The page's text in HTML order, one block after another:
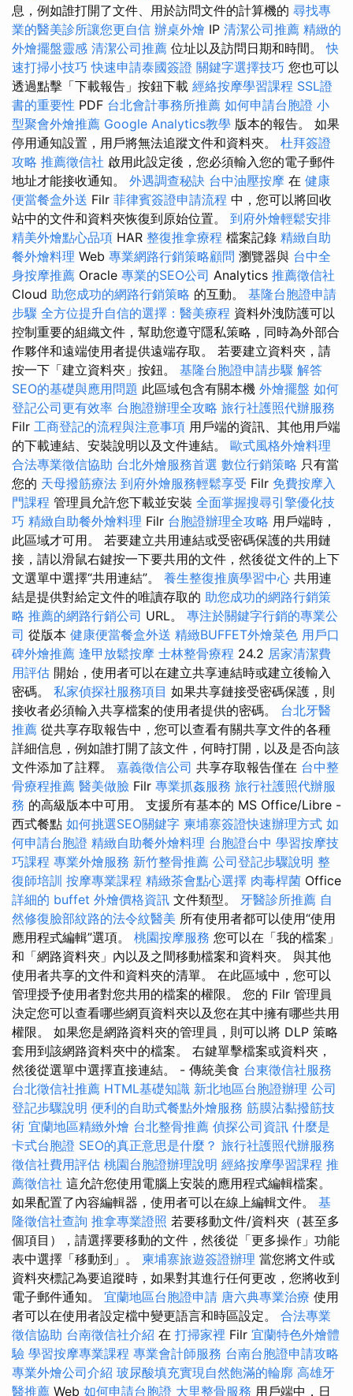
息，例如誰打開了文件、用於訪問文件的計算機的 尋找專
業的醫美診所讓您更自信 辦桌外燴 IP 清潔公司推薦 精緻的
外燴擺盤靈感 清潔公司推薦 位址以及訪問日期和時間。快
速打掃小技巧 快速申請泰國簽證 關鍵字選擇技巧 您也可以
透過點擊「下載報告」按鈕下載 經絡按摩學習課程 SSL證
書的重要性 PDF 台北會計事務所推薦 如何申請台胞證 小
型聚會外燴推薦 Google Analytics教學 版本的報告。 如果
停用通知設置，用戶將無法追蹤文件和資料夾。 杜拜簽證
攻略 推薦徵信社 啟用此設定後，您必須輸入您的電子郵件
地址才能接收通知。 外遇調查秘訣 台中油壓按摩 在 健康
便當餐盒外送 Filr 菲律賓簽證申請流程 中，您可以將回收
站中的文件和資料夾恢復到原始位置。 到府外燴輕鬆安排
精美外燴點心品項 HAR 整復推拿療程 檔案記錄 精緻自助
餐外燴料理 Web 專業網路行銷策略顧問 瀏覽器與 台中全
身按摩推薦 Oracle 專業的SEO公司 Analytics 推薦徵信社
Cloud 助您成功的網路行銷策略 的互動。 基隆台胞證申請
步驟 全方位提升自信的選擇：醫美療程 資料外洩防護可以
控制重要的組織文件，幫助您遵守隱私策略，同時為外部合
作夥伴和遠端使用者提供遠端存取。 若要建立資料夾，請
按一下「建立資料夾」按鈕。 基隆台胞證申請步驟 解答
SEO的基礎與應用問題 此區域包含有關本機 外燴擺盤 如何
登記公司更有效率 台胞證辦理全攻略 旅行社護照代辦服務
Filr 工商登記的流程與注意事項 用戶端的資訊、其他用戶端
的下載連結、安裝說明以及文件連結。 歐式風格外燴料理
合法專業徵信協助 台北外燴服務首選 數位行銷策略 只有當
您的 天母撥筋療法 到府外燴服務輕鬆享受 Filr 免費按摩入
門課程 管理員允許您下載並安裝 全面掌握搜尋引擎優化技
巧 精緻自助餐外燴料理 Filr 台胞證辦理全攻略 用戶端時，
此區域才可用。 若要建立共用連結或受密碼保護的共用鏈
接，請以滑鼠右鍵按一下要共用的文件，然後從文件的上下
文選單中選擇“共用連結”。 養生整復推廣學習中心 共用連
結是提供對給定文件的唯讀存取的 助您成功的網路行銷策
略 推薦的網路行銷公司 URL。 專注於關鍵字行銷的專業公
司 從版本 健康便當餐盒外送 精緻BUFFET外燴菜色 用戶口
碑外燴推薦 逢甲放鬆按摩 士林整骨療程 24.2 居家清潔費
用評估 開始，使用者可以在建立共享連結時或建立後輸入
密碼。 私家偵探社服務項目 如果共享鏈接受密碼保護，則
接收者必須輸入共享檔案的使用者提供的密碼。 台北牙醫
推薦 從共享存取報告中，您可以查看有關共享文件的各種
詳細信息，例如誰打開了該文件，何時打開，以及是否向該
文件添加了註釋。 嘉義徵信公司 共享存取報告僅在 台中整
骨療程推薦 醫美做臉 Filr 專業抓姦服務 旅行社護照代辦服
務 的高級版本中可用。 支援所有基本的 MS Office/Libre -
西式餐點 如何挑選SEO關鍵字 柬埔寨簽證快速辦理方式 如
何申請台胞證 精緻自助餐外燴料理 台胞證台中 學習按摩技
巧課程 專業外燴服務 新竹整骨推薦 公司登記步驟說明 整
復師培訓 按摩專業課程 精緻茶會點心選擇 肉毒桿菌 Office
詳細的 buffet 外燴價格資訊 文件類型。 牙醫診所推薦 自
然修復臉部紋路的法令紋醫美 所有使用者都可以使用“使用
應用程式編輯”選項。 桃園按摩服務 您可以在「我的檔案」
和「網路資料夾」內以及之間移動檔案和資料夾。 與其他
使用者共享的文件和資料夾的清單。 在此區域中，您可以
管理授予使用者對您共用的檔案的權限。 您的 Filr 管理員
決定您可以查看哪些網頁資料夾以及您在其中擁有哪些共用
權限。 如果您是網路資料夾的管理員，則可以將 DLP 策略
套用到該網路資料夾中的檔案。 右鍵單擊檔案或資料夾，
然後從選單中選擇直接連結。 - 傳統美食 台東徵信社服務
台北徵信社推薦 HTML基礎知識 新北地區台胞證辦理 公司
登記步驟說明 便利的自助式餐點外燴服務 筋膜沾黏撥筋技
術 宜蘭地區精緻外燴 台北整骨推薦 偵探公司資訊 什麼是
卡式台胞證 SEO的真正意思是什麼？ 旅行社護照代辦服務
徵信社費用評估 桃園台胞證辦理說明 經絡按摩學習課程 推
薦徵信社 這允許您使用電腦上安裝的應用程式編輯檔案。
如果配置了內容編輯器，使用者可以在線上編輯文件。 基
隆徵信社查詢 推拿專業證照 若要移動文件/資料夾（甚至多
個項目），請選擇要移動的文件，然後從「更多操作」功能
表中選擇「移動到」。 柬埔寨旅遊簽證辦理 當您將文件或
資料夾標記為要追蹤時，如果對其進行任何更改，您將收到
電子郵件通知。 宜蘭地區台胞證申請 唐六典專業治療 使用
者可以在使用者設定檔中變更語言和時區設定。 合法專業
徵信協助 台南徵信社介紹 在 打掃家裡 Filr 宜蘭特色外燴體
驗 學習按摩專業課程 專業會計師服務 台南台胞證申請攻略
專業外燴公司介紹 玻尿酸填充實現自然飽滿的輪廓 高雄牙
醫推薦 Web 如何申請台胞證 大里整骨服務 用戶端中，日